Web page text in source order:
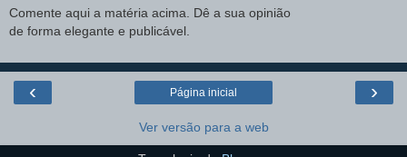
Comente aqui a matéria acima. Dê a sua opinião
de forma elegante e publicável.
‹ ›
Página inicial
Ver versão para a web